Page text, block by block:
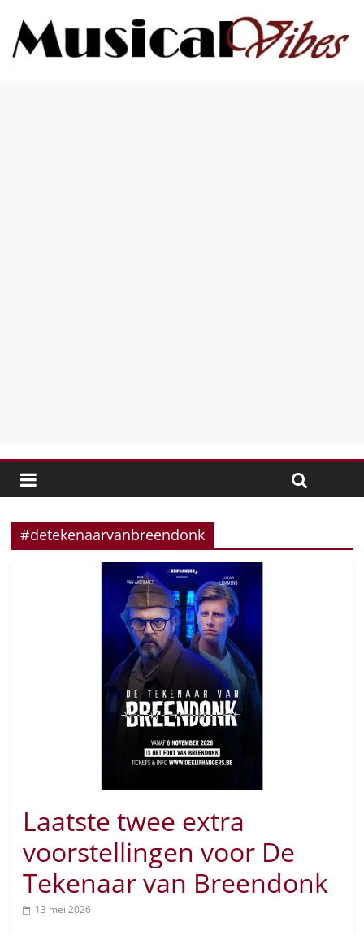
#detekenaarvanbreendonk
Laatste twee extra
voorstellingen voor De
Tekenaar van Breendonk
13 mei 2026